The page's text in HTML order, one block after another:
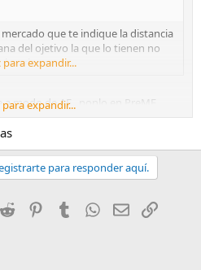
que te indique la distancia
del ojetivo la que lo tienen no
para expandir...
a modo de AF , ponlo en PreMF,
los metros a los que esta el foco
para expandir...
para responder aquí.
Reddit PinterestTumblr WhatsApp
EmailEnlace